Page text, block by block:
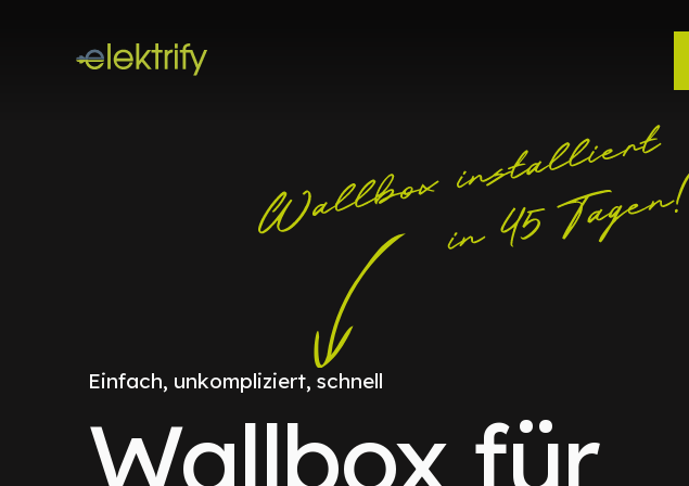
Einfach, unkompliziert, schnell
Wallbox für